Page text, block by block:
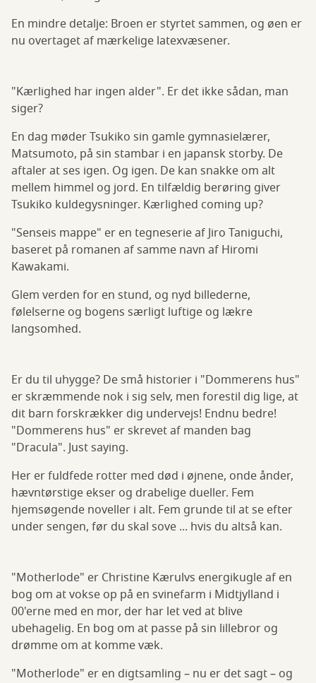
En mindre detalje: Broen er styrtet sammen, og øen er
nu overtaget af mærkelige latexvæsener.
"Kærlighed har ingen alder". Er det ikke sådan, man
siger?
En dag møder Tsukiko sin gamle gymnasielærer,
Matsumoto, på sin stambar i en japansk storby. De
aftaler at ses igen. Og igen. De kan snakke om alt
mellem himmel og jord. En tilfældig berøring giver
Tsukiko kuldegysninger. Kærlighed coming up?
"Senseis mappe" er en tegneserie af Jiro Taniguchi,
baseret på romanen af samme navn af Hiromi
Kawakami.
Glem verden for en stund, og nyd billederne,
følelserne og bogens særligt luftige og lækre
langsomhed.
Er du til uhygge? De små historier i "Dommerens hus"
er skræmmende nok i sig selv, men forestil dig lige, at
dit barn forskrækker dig undervejs! Endnu bedre!
"Dommerens hus" er skrevet af manden bag
"Dracula". Just saying.
Her er fuldfede rotter med død i øjnene, onde ånder,
hævntørstige ekser og drabelige dueller. Fem
hjemsøgende noveller i alt. Fem grunde til at se efter
under sengen, før du skal sove ... hvis du altså kan.
"Motherlode" er Christine Kærulvs energikugle af en
bog om at vokse op på en svinefarm i Midtjylland i
00'erne med en mor, der har let ved at blive
ubehagelig. En bog om at passe på sin lillebror og
drømme om at komme væk.
"Motherlode" er en digtsamling – nu er det sagt – og